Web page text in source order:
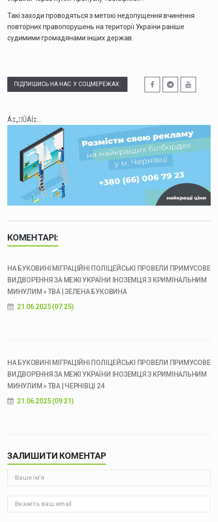
Такі заходи проводяться з метою недопущення вчинення
повторних правопорушень на території України раніше
судимими громадянами інших держав.
ПІДПИШИСЬ НА НАС У СОЦМЕРЕЖАХ:
Á‡„ÛÁÍ‡...
КОМЕНТАРІ:
НА БУКОВИНІ МІГРАЦІЙНІ ПОЛІЦЕЙСЬКІ ПРОВЕЛИ ПРИМУСОВЕ
ВИДВОРЕННЯ ЗА МЕЖІ УКРАЇНИ ІНОЗЕМЦЯ З КРИМІНАЛЬНИМ
МИНУЛИМ » ТВА | ЗЕЛЕНА БУКОВИНА
21.06.2025 (07:25)
НА БУКОВИНІ МІГРАЦІЙНІ ПОЛІЦЕЙСЬКІ ПРОВЕЛИ ПРИМУСОВЕ
ВИДВОРЕННЯ ЗА МЕЖІ УКРАЇНИ ІНОЗЕМЦЯ З КРИМІНАЛЬНИМ
МИНУЛИМ » ТВА | ЧЕРНІВЦІ 24
21.06.2025 (09:21)
ЗАЛИШИТИ КОМЕНТАР